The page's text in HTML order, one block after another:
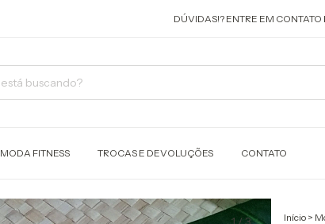
DÚVIDAS!? ENTRE EM CONTATO
MODA FITNESS TROCAS E DEVOLUÇÕES CONTATO
Início >